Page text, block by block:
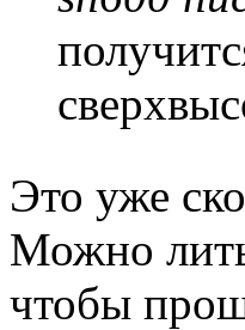
Это уже
Можно
чтобы